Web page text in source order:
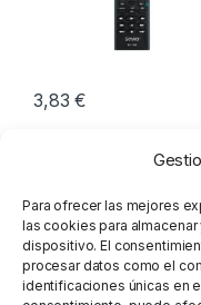
Para ofrecer las mejores
las cookies para
dispositivo. El
procesar datos como el
identificaciones únicas en
3,83€